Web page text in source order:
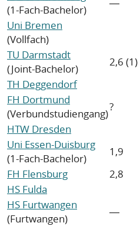
(1-Fach-Bachelor)
Uni Bremen
(Vollfach)
TU Darmstadt
(Joint-Bachelor)
2,6 (1)
TH Deggendorf
FH Dortmund
(Verbundstudiengang)
?
HTW Dresden
Uni Essen-Duisburg
(1-Fach-Bachelor)
1,9
FH Flensburg
2,8
HS Fulda
HS Furtwangen
(Furtwangen)
―